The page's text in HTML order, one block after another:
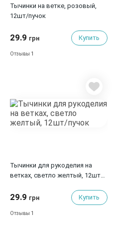
Тычинки на ветке, розовый,
12шт/пучок
29.9 грн Купить
Отзывы 1
Тычинки для рукоделия на
ветках, светло желтый, 12шт/
29.9 грн Купить
Отзывы 1